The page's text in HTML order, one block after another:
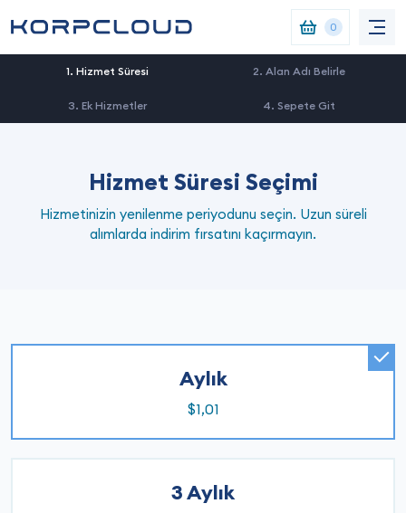
0
1. Hizmet Süresi 2. Alan Adı Belirle
3. Ek Hizmetler 4. Sepete Git
Hizmet Süresi Seçimi
Hizmetinizin yenilenme periyodunu seçin. Uzun süreli
alımlarda indirim fırsatını kaçırmayın.
Aylık
$1,01
3 Aylık